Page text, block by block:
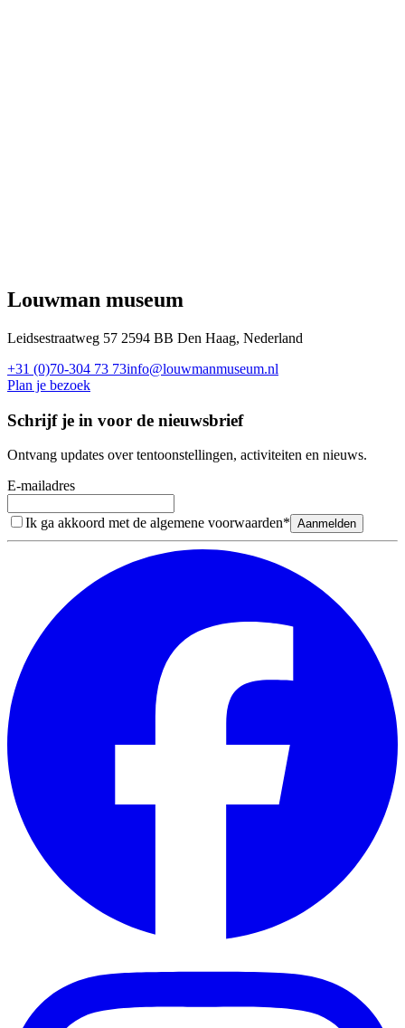
Louwman museum
Leidsestraatweg 57 2594 BB Den Haag, Nederland
+31 (0)70-304 73 73info@louwmanmuseum.nl
Plan je bezoek
Schrijf je in voor de nieuwsbrief
Ontvang updates over tentoonstellingen, activiteiten en nieuws.
E-mailadres
Ik ga akkoord met de algemene voorwaarden* Aanmelden